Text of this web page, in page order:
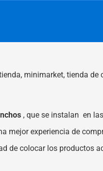
minimarket, tienda de
, que se instalan en
mejor experiencia de
de colocar los productos